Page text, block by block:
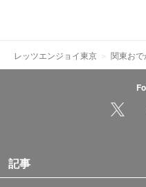
レッツエンジョイ東京 関東おで
記事